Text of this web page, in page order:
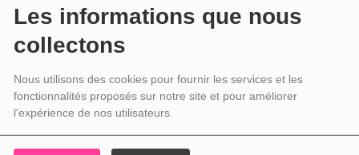
Les informations que nous
collectons
Nous utilisons des cookies pour fournir les services et les
fonctionnalités proposés sur notre site et pour améliorer
l'expérience de nos utilisateurs.